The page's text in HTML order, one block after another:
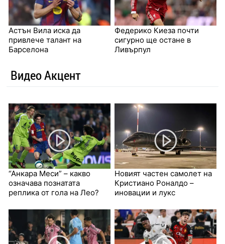
Астън Вила иска да
привлече талант на
Барселона
Федерико Киеза почти
сигурно ще остане в
Ливърпул
Видео Акцент
“Анкара Меси” – какво
означава познатата
реплика от гола на Лео?
Новият частен самолет на
Кристиано Роналдо –
иновации и лукс